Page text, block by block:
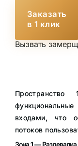
Заказать
в 1 клик
Вызвать
входами, что
потоков